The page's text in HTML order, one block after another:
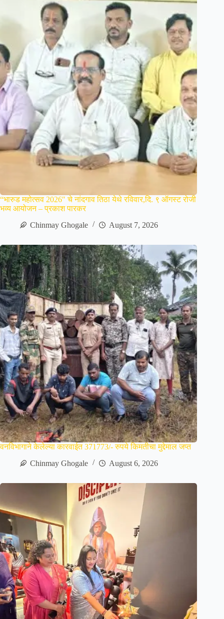
“भारुड महोत्सव 2026″ चे नांदगाव तिठा येथे रविवार,दि. ९ ऑगस्ट रोजी
भव्य आयोजन – प्रकाश पारकर
Chinmay Ghogale
August 7, 2026
वनविभागाने केलेल्या कारवाईत 371773/- रुपये किमतीचा मुद्देमाल जप्त
Chinmay Ghogale
August 6, 2026